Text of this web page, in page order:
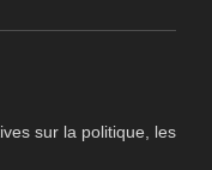
sur la politique, les